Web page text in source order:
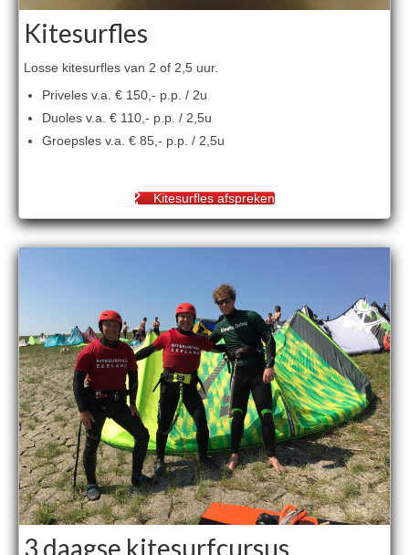
Kitesurfles
Losse kitesurfles van 2 of 2,5 uur.
Priveles v.a. € 150,- p.p. / 2u
Duoles v.a. € 110,- p.p. / 2,5u
Groepsles v.a. € 85,- p.p. / 2,5u
Kitesurfles afspreken
3 daagse kitesurfcursus